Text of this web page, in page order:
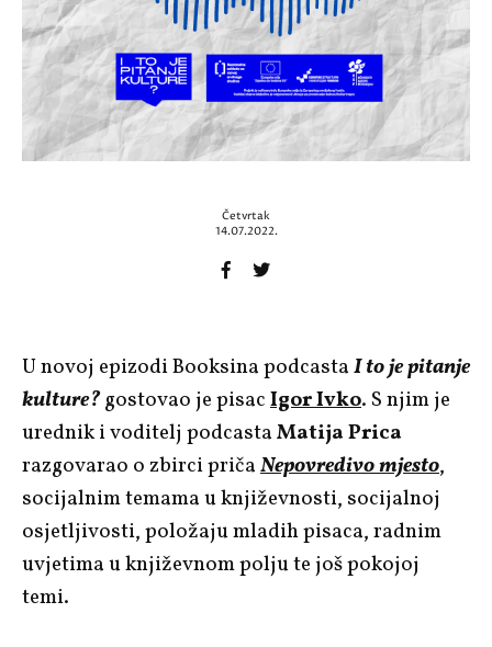
Četvrtak
14.07.2022.
U novoj epizodi Booksina podcastaI to je pitanje
kulture?gostovao je pisacIgor Ivko. S njim je
urednik i voditelj podcastaMatija Prica
razgovarao o zbirci pričaNepovredivo mjesto,
socijalnim temama u književnosti, socijalnoj
osjetljivosti, položaju mladih pisaca, radnim
uvjetima u književnom polju te još pokojoj
temi.